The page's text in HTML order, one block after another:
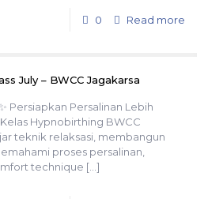
0 Read more
July – BWCC Jagakarsa
Persiapkan Persalinan Lebih
Hypnobirthing BWCC
teknik relaksasi, membangun
proses persalinan,
technique […]